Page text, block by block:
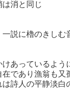
消と同じ
説に櫓のきし
けあっているよ
であり漁翁も又
詩人の平静淡白